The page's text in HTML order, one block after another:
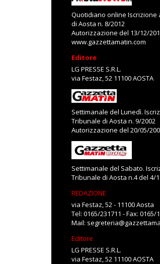
Quotidiano online Iscrizione
di Aosta n. 8/2012
Autorizzazione del 13/12/
www.gazzettamatin.com
Editore
LG PRESSE S.R.L.
via Festaz, 52 11100 AOSTA
Settimanale del Lunedì.
Tribunale di Aosta n. 9/2002
Autorizzazione del 20/05/
Settimanale del Sabato.
Tribunale di Aosta n.4 del 4/
REDAZIONE
via Festaz, 52 - 11100 Aosta
Tel: 0165/231711 - Fax: 0165/
Mail:
Editore
LG PRESSE S.R.L.
via Festaz, 52 11100 AOSTA